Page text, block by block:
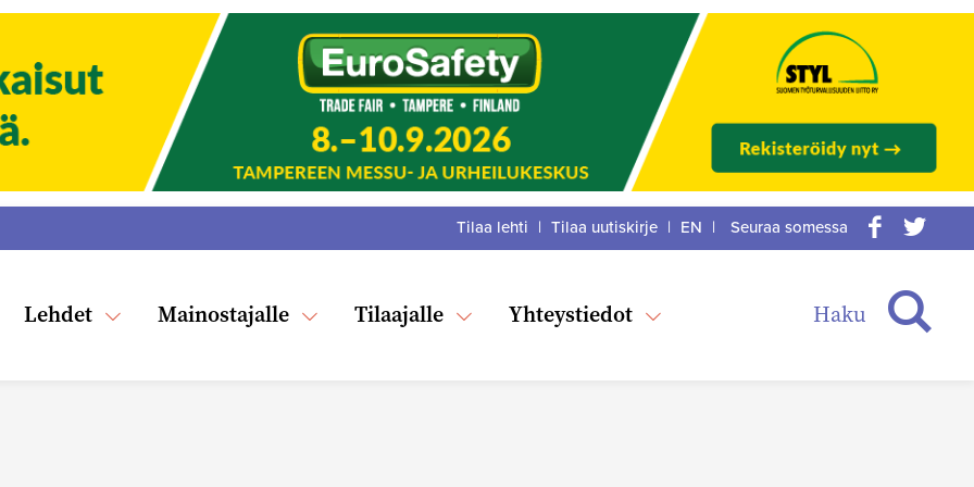
Lehdet Mainostajalle Tilaajalle Yhteystiedot Haku
Tilaa lehti | Tilaa uutiskirje | EN |
Seuraa somessa
:Facebook
Twitter